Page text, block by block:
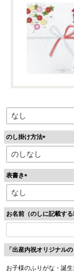
のし掛け方法
(
表書き
(
必
お名前（のしに記載する
「出産内祝オリジナル
お子様のふりがな・誕